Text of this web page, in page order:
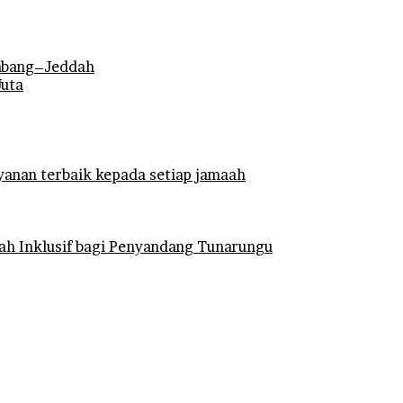
terbaik kepada setiap jamaah
Inklusif bagi Penyandang Tunarungu